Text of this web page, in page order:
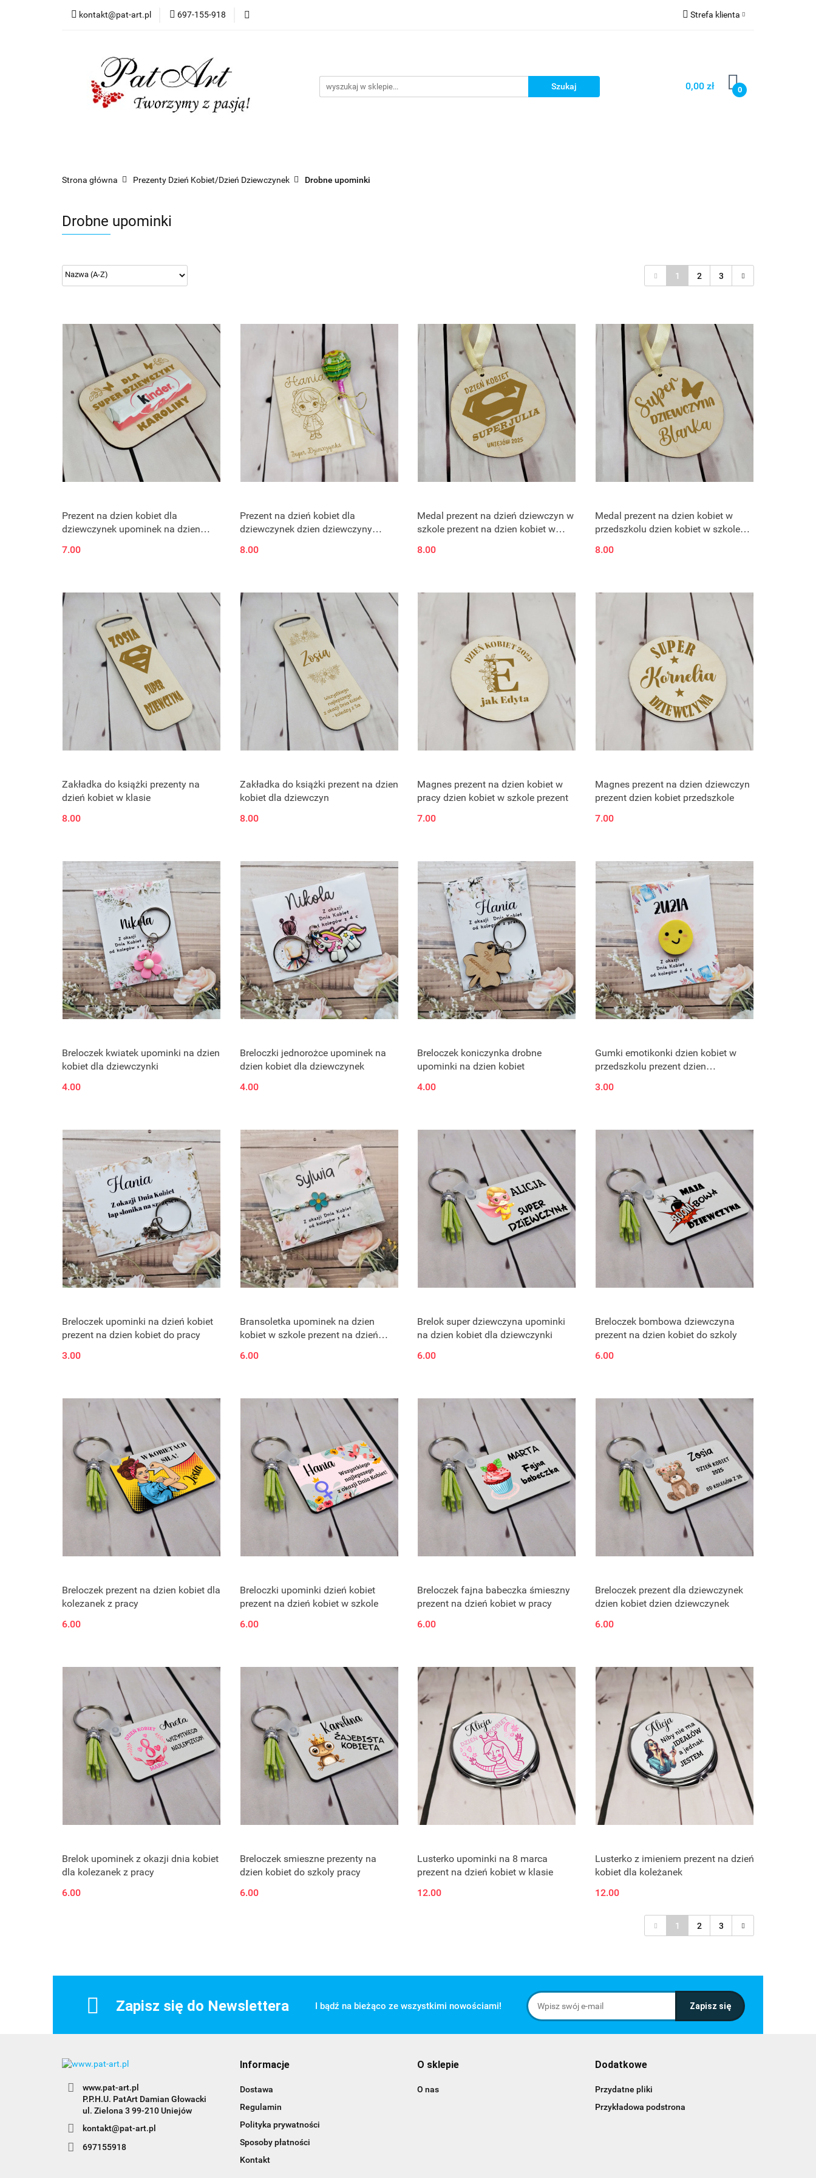
kontakt@pat-art.pl 697-155-918 Strefa klienta
Dodaj zgłoszenie
Zgody cookies
0,00 zł 0
Czas realizacji zamówień
Prezenty z okazji
Dodatki okolicznościowe
Strona główna Prezenty Dzień Kobiet/Dzień Dziewczynek Drobne upominki
Drobne upominki
1 2 3
Prezent na dzien kobiet dla
dziewczynek upominek na dzien
7.00
Prezent na dzień kobiet dla
dziewczynek dzien dziewczyny
8.00
Medal prezent na dzień dziewczyn w
szkole prezent na dzien kobiet w
8.00
Medal prezent na dzien kobiet w
przedszkolu dzien kobiet w szkole
8.00
Zakładka do książki prezenty na
dzień kobiet w klasie
8.00
Zakładka do książki prezent na dzien
kobiet dla dziewczyn
8.00
Magnes prezent na dzien kobiet w
pracy dzien kobiet w szkole prezent
7.00
Magnes prezent na dzien dziewczyn
prezent dzien kobiet przedszkole
7.00
Breloczek kwiatek upominki na dzien
kobiet dla dziewczynki
4.00
Breloczki jednorożce upominek na
dzien kobiet dla dziewczynek
4.00
Breloczek koniczynka drobne
upominki na dzien kobiet
4.00
Gumki emotikonki dzien kobiet w
przedszkolu prezent dzien
3.00
Breloczek upominki na dzień kobiet
prezent na dzien kobiet do pracy
3.00
Bransoletka upominek na dzien
kobiet w szkole prezent na dzień
6.00
Brelok super dziewczyna upominki
na dzien kobiet dla dziewczynki
6.00
Breloczek bombowa dziewczyna
prezent na dzien kobiet do szkoly
6.00
Breloczek prezent na dzien kobiet dla
kolezanek z pracy
6.00
Breloczki upominki dzień kobiet
prezent na dzień kobiet w szkole
6.00
Breloczek fajna babeczka śmieszny
prezent na dzień kobiet w pracy
6.00
Breloczek prezent dla dziewczynek
dzien kobiet dzien dziewczynek
6.00
Brelok upominek z okazji dnia kobiet
dla kolezanek z pracy
6.00
Breloczek smieszne prezenty na
dzien kobiet do szkoly pracy
6.00
Lusterko upominki na 8 marca
prezent na dzień kobiet w klasie
12.00
Lusterko z imieniem prezent na dzień
kobiet dla koleżanek
12.00
1 2 3
Zapisz się do Newslettera I bądź na bieżąco ze wszystkimi nowościami!
www.pat-art.pl
P.P.H.U. PatArt Damian Głowacki
ul. Zielona 3 99-210 Uniejów
kontakt@pat-art.pl
697155918
Informacje
Dostawa
Regulamin
Polityka prywatności
Sposoby płatności
Kontakt
O sklepie
O nas
Dodatkowe
Przydatne pliki
Przykładowa podstrona